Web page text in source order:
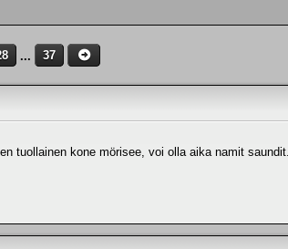
... 37
tuollainen kone mörisee, voi olla aika namit saundit..